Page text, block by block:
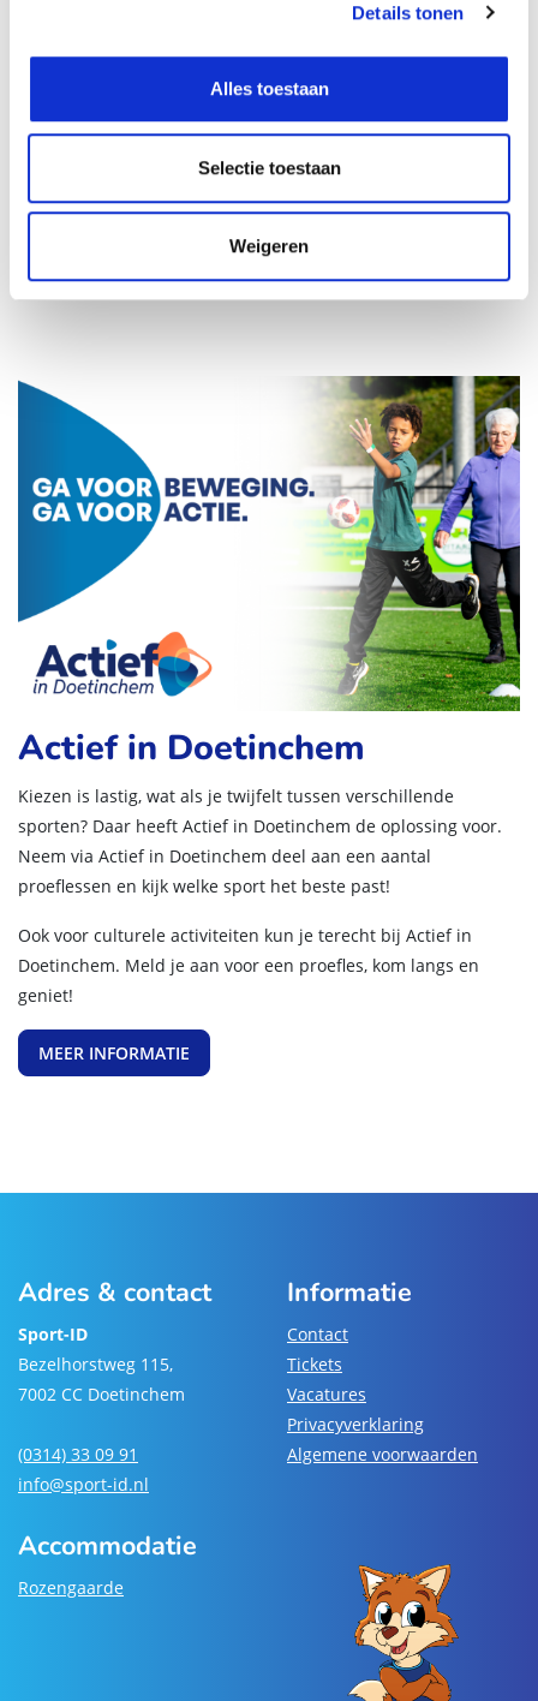
Details tonen
Alles toestaan
Selectie toestaan
Weigeren
Beweegmakelaar Volwassenen
Actief in Doetinchem
Kiezen is lastig, wat als je twijfelt tussen verschillende
sporten? Daar heeft Actief in Doetinchem de oplossing voor.
Neem via Actief in Doetinchem deel aan een aantal
proeflessen en kijk welke sport het beste past!
Ook voor culturele activiteiten kun je terecht bij Actief in
Doetinchem. Meld je aan voor een proefles, kom langs en
geniet!
MEER INFORMATIE
Adres & contact
Sport-ID
Bezelhorstweg 115,
7002 CC Doetinchem
(0314) 33 09 91
info@sport-id.nl
Informatie
Contact
Tickets
Vacatures
Privacyverklaring
Algemene voorwaarden
Accommodatie
Rozengaarde